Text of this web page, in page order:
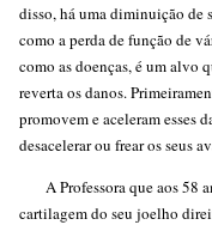
disso, há uma diminuição de
como a perda de função de
como as doenças, é um alvo
reverta os danos.
promovem e aceleram esses
desacelerar ou frear os seus
A Professora que aos 58
cartilagem do seu joelho